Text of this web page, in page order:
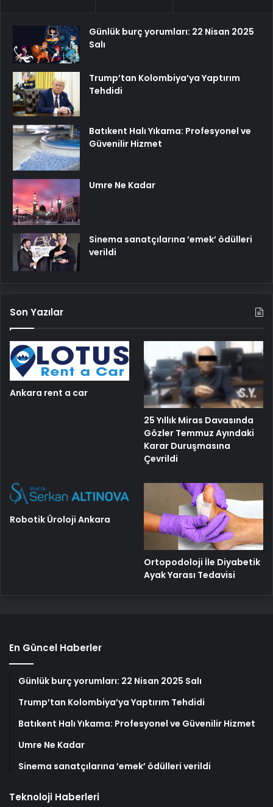
Günlük burç yorumları: 22 Nisan 2025
Salı
Trump’tan Kolombiya’ya Yaptırım
Tehdidi
Batıkent Halı Yıkama: Profesyonel ve
Güvenilir Hizmet
Umre Ne Kadar
Sinema sanatçılarına ’emek’ ödülleri
verildi
Son Yazılar
Ankara rent a car
25 Yıllık Miras Davasında
Gözler Temmuz Ayındaki
Karar Duruşmasına
Çevrildi
Robotik Üroloji Ankara
Ortopodoloji İle Diyabetik
Ayak Yarası Tedavisi
En Güncel Haberler
Günlük burç yorumları: 22 Nisan 2025 Salı
Trump’tan Kolombiya’ya Yaptırım Tehdidi
Batıkent Halı Yıkama: Profesyonel ve Güvenilir Hizmet
Umre Ne Kadar
Sinema sanatçılarına ’emek’ ödülleri verildi
Teknoloji Haberleri